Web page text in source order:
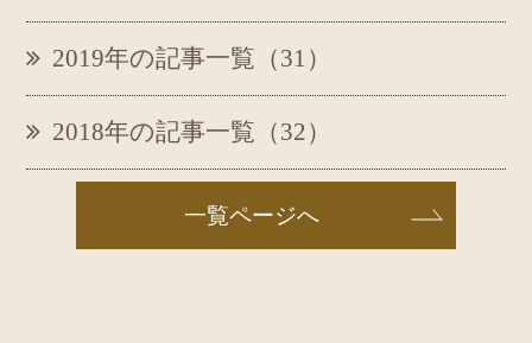
2019年の記事一覧（31）
2018年の記事一覧（32）
一覧ページへ